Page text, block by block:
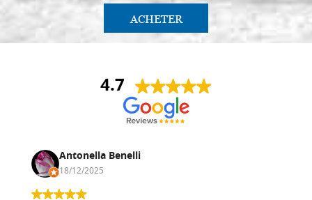
ACHETER
4.7
Antonella Benelli
18/12/2025